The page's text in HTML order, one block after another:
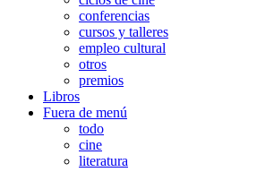
conferencias
cursos y talleres
empleo cultural
otros
premios
Libros
Fuera de menú
todo
cine
literatura